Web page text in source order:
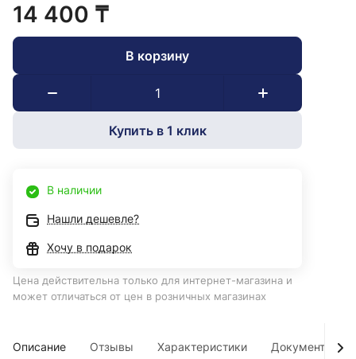
14 400 ₸
В корзину
Купить в 1 клик
В наличии
Нашли дешевле?
Хочу в подарок
Цена действительна только для интернет-магазина и
может отличаться от цен в розничных магазинах
Описание Отзывы Характеристики Документы